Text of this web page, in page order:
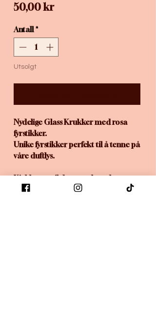
50,00 krPris
Antall *
Utsolgt
Nydelige Glass Krukker med rosa
fyrstikker.
Unike fyrstikker perfekt til å tenne på
våre duftlys.
Kjekk gave til den som har alt.